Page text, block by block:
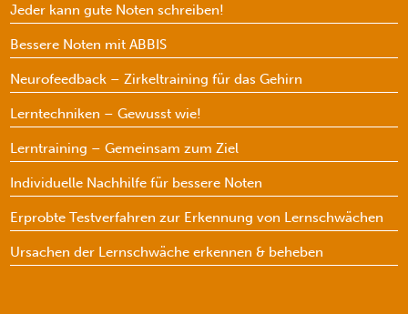
Jeder kann gute Noten schreiben!
Bessere Noten mit ABBIS
Neurofeedback – Zirkeltraining für das Gehirn
Lerntechniken – Gewusst wie!
Lerntraining – Gemeinsam zum Ziel
Individuelle Nachhilfe für bessere Noten
Erprobte Testverfahren zur Erkennung von Lernschwächen
Ursachen der Lernschwäche erkennen & beheben